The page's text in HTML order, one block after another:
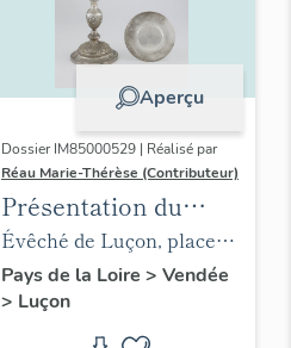
Aperçu
Dossier IM85000529 | Réalisé par
Réau Marie-Thérèse (Contributeur)
Présentation du
mobilier de l'évêché
de Luçon
Évêché de Luçon, place
Leclerc
Pays de la Loire > Vendée
> Luçon